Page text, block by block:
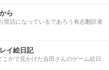
ら
世話になっているであろう有志翻訳者
イ絵日記
かで見かけた吉田さんのゲーム絵日